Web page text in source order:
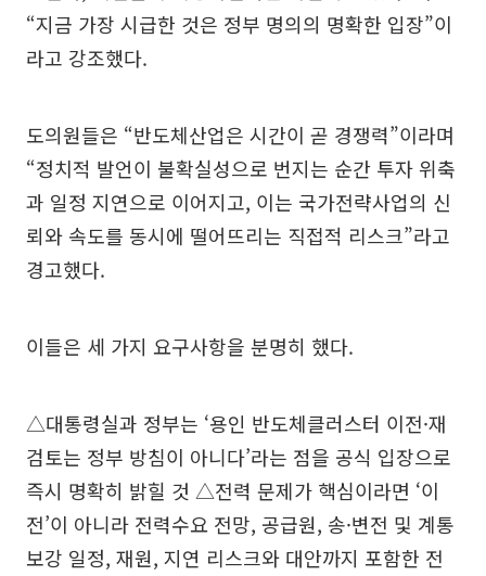
“지금 가장 시급한 것은 정부 명의의 명확한 입장”이
라고 강조했다.
도의원들은 “반도체산업은 시간이 곧 경쟁력”이라며
“정치적 발언이 불확실성으로 번지는 순간 투자 위축
과 일정 지연으로 이어지고, 이는 국가전략사업의 신
뢰와 속도를 동시에 떨어뜨리는 직접적 리스크”라고
경고했다.
이들은 세 가지 요구사항을 분명히 했다.
△대통령실과 정부는 ‘용인 반도체클러스터 이전·재
검토는 정부 방침이 아니다’라는 점을 공식 입장으로
즉시 명확히 밝힐 것 △전력 문제가 핵심이라면 ‘이
전’이 아니라 전력수요 전망, 공급원, 송·변전 및 계통
보강 일정, 재원, 지연 리스크와 대안까지 포함한 전